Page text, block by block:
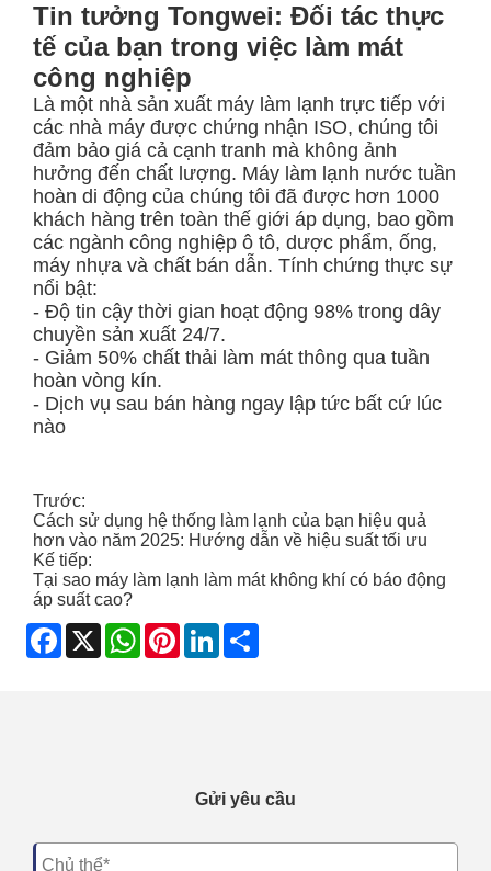
Tin tưởng Tongwei: Đối tác thực
tế của bạn trong việc làm mát
công nghiệp
Là một nhà sản xuất máy làm lạnh trực tiếp với
các nhà máy được chứng nhận ISO, chúng tôi
đảm bảo giá cả cạnh tranh mà không ảnh
hưởng đến chất lượng. Máy làm lạnh nước tuần
hoàn di động của chúng tôi đã được hơn 1000
khách hàng trên toàn thế giới áp dụng, bao gồm
các ngành công nghiệp ô tô, dược phẩm, ống,
máy nhựa và chất bán dẫn. Tính chứng thực sự
nổi bật:
- Độ tin cậy thời gian hoạt động 98% trong dây
chuyền sản xuất 24/7.
- Giảm 50% chất thải làm mát thông qua tuần
hoàn vòng kín.
- Dịch vụ sau bán hàng ngay lập tức bất cứ lúc
nào
Trước:
Cách sử dụng hệ thống làm lạnh của bạn hiệu quả
hơn vào năm 2025: Hướng dẫn về hiệu suất tối ưu
Kế tiếp:
Tại sao máy làm lạnh làm mát không khí có báo động
áp suất cao?
Facebook
X WhatsApp
PinterestLinkedIn
Gửi yêu cầu